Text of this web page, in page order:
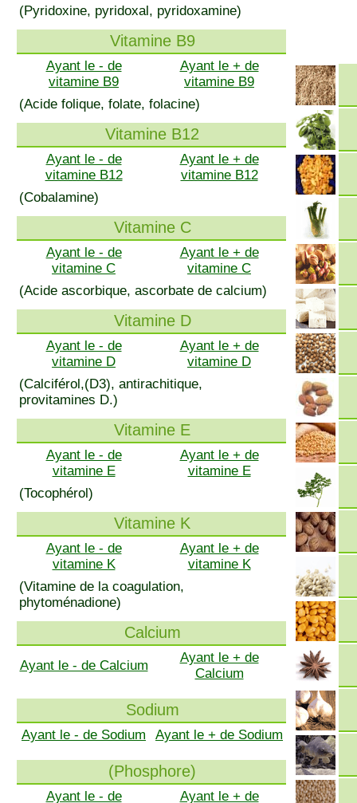
(Pyridoxine, pyridoxal, pyridoxamine)
Vitamine B9
Ayant le - de
vitamine B9
Ayant le + de
vitamine B9
(Acide folique, folate, folacine)
Vitamine B12
Ayant le - de
vitamine B12
Ayant le + de
vitamine B12
(Cobalamine)
Vitamine C
Ayant le - de
vitamine C
Ayant le + de
vitamine C
(Acide ascorbique, ascorbate de calcium)
Vitamine D
Ayant le - de
vitamine D
Ayant le + de
vitamine D
(Calciférol,(D3), antirachitique,
provitamines D.)
Vitamine E
Ayant le - de
vitamine E
Ayant le + de
vitamine E
(Tocophérol)
Vitamine K
Ayant le - de
vitamine K
Ayant le + de
vitamine K
(Vitamine de la coagulation,
phytoménadione)
Calcium
Ayant le - de Calcium
Ayant le + de
Calcium
Sodium
Ayant le - de Sodium Ayant le + de Sodium
(Phosphore)
Ayant le - de Ayant le + de